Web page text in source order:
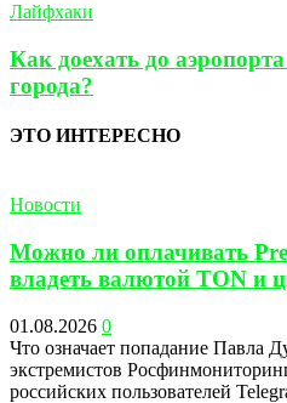
Лайфхаки
Как доехать до
города?
ЭТО ИНТЕРЕСНО
Новости
Можно ли оплачивать
владеть валютой TON и
01.08.2026 0
Что означает попадание Павла
экстремистов
российских пользователей